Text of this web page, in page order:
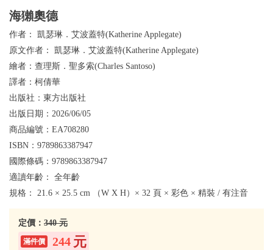
海獺奧德
作者： 凱瑟琳．艾波蓋特(Katherine Applegate)
原文作者： 凱瑟琳．艾波蓋特(Katherine Applegate)
繪者： 查理斯．聖多索(Charles Santoso)
譯者： 柯倩華
出版社： 東方出版社
出版日期： 2026/06/05
商品編號： EA708280
ISBN： 9789863387947
國際條碼： 9789863387947
適讀年齡： 全年齡
規格： 21.6 × 25.5 cm （W X H）× 32 頁 × 彩色 × 精裝 / 有注音
定價： 340 元
244 元